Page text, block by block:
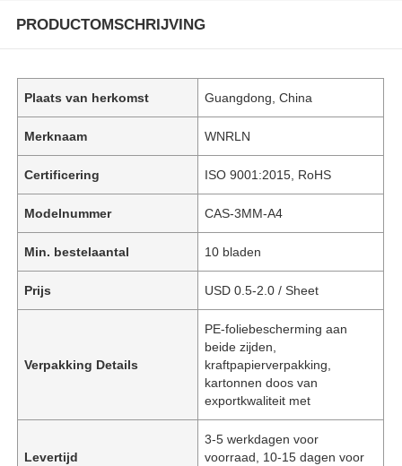
PRODUCTOMSCHRIJVING
Plaats van herkomst Guangdong, China
Merknaam WNRLN
Certificering ISO 9001:2015, RoHS
Modelnummer CAS-3MM-A4
Min. bestelaantal 10 bladen
Prijs USD 0.5-2.0 / Sheet
Verpakking Details
PE-foliebescherming aan
beide zijden,
kraftpapierverpakking,
kartonnen doos van
exportkwaliteit met
Levertijd
3-5 werkdagen voor
voorraad, 10-15 dagen voor